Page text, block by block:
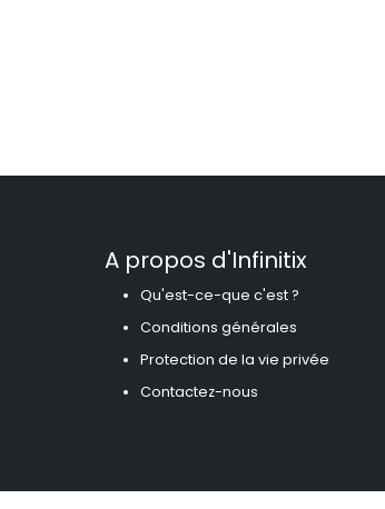
A propos d'Infinitix
Qu'est-ce-que c'est ?
Conditions générales
Protection de la vie privée
Contactez-nous